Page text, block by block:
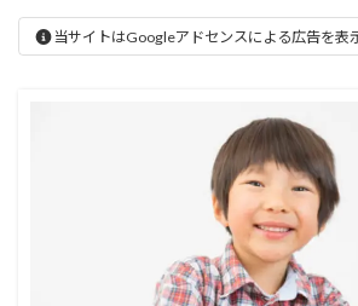
当サイトはGoogleアドセンスによる広告を表